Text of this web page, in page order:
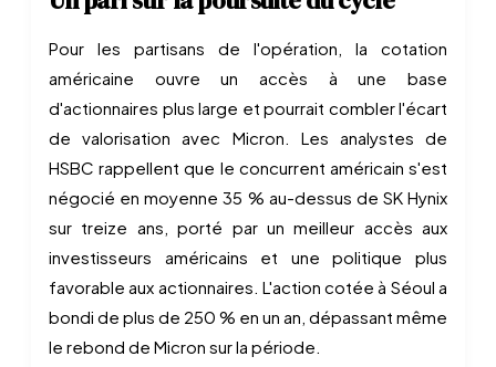
Pour les partisans de l'opération, la cotation
américaine ouvre un accès à une base
d'actionnaires plus large et pourrait combler l'écart
de valorisation avec Micron. Les analystes de
HSBC rappellent que le concurrent américain s'est
négocié en moyenne 35 % au-dessus de SK Hynix
sur treize ans, porté par un meilleur accès aux
investisseurs américains et une politique plus
favorable aux actionnaires. L'action cotée à Séoul a
bondi de plus de 250 % en un an, dépassant même
le rebond de Micron sur la période.